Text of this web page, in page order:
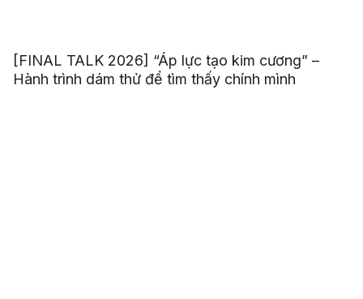
[FINAL TALK 2026] “Áp lực tạo kim cương” –
Hành trình dám thử để tìm thấy chính mình